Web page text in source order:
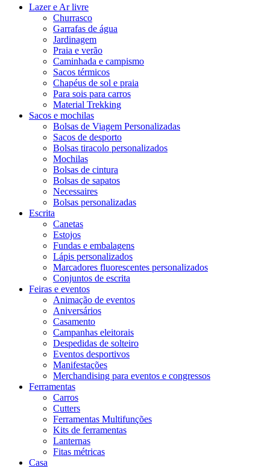
Lazer e Ar livre
Churrasco
Garrafas de água
Jardinagem
Praia e verão
Caminhada e campismo
Sacos térmicos
Chapéus de sol e praia
Para sois para carros
Material Trekking
Sacos e mochilas
Bolsas de Viagem Personalizadas
Sacos de desporto
Bolsas tiracolo personalizados
Mochilas
Bolsas de cintura
Bolsas de sapatos
Necessaires
Bolsas personalizadas
Escrita
Canetas
Estojos
Fundas e embalagens
Lápis personalizados
Marcadores fluorescentes personalizados
Conjuntos de escrita
Feiras e eventos
Animação de eventos
Aniversários
Casamento
Campanhas eleitorais
Despedidas de solteiro
Eventos desportivos
Manifestações
Merchandising para eventos e congressos
Ferramentas
Carros
Cutters
Ferramentas Multifunções
Kits de ferramentas
Lanternas
Fitas métricas
Casa